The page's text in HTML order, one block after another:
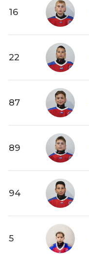
16
22
87
89
94
5